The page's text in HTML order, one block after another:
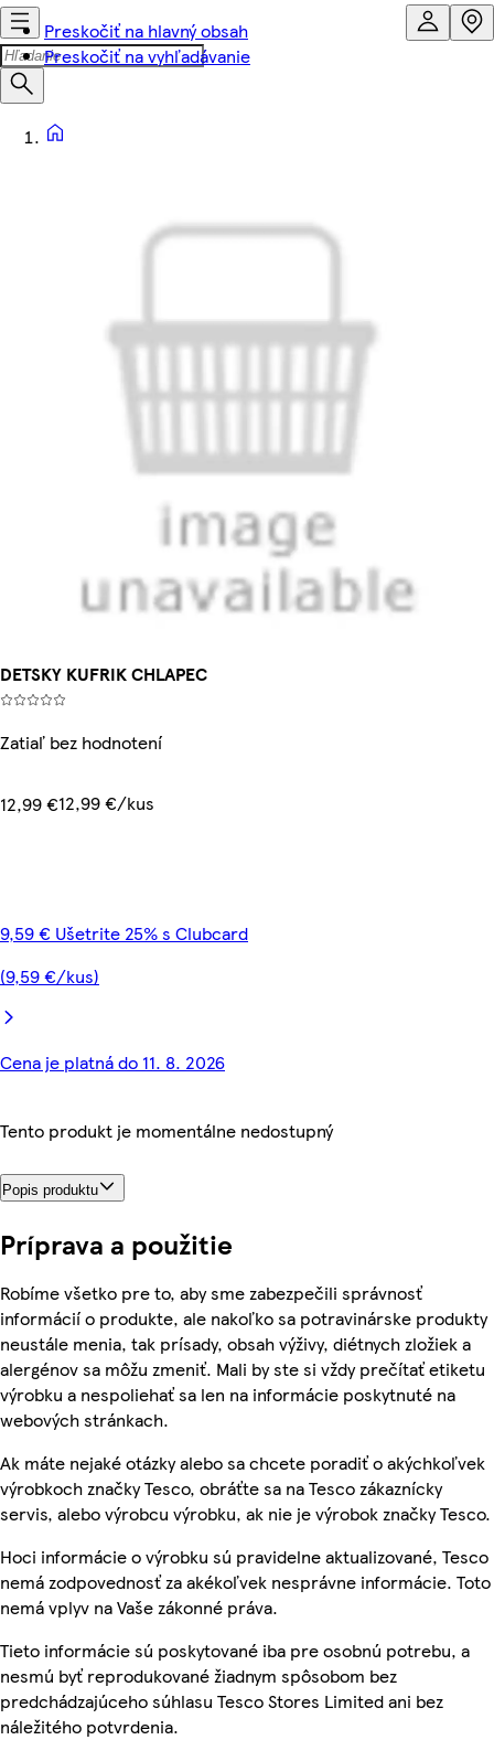
Preskočiť na hlavný obsah
Preskočiť na vyhľadávanie
DETSKY KUFRIK CHLAPEC
Zatiaľ bez hodnotení
12,99 €12,99 €/kus
9,59 € Ušetrite 25% s Clubcard
(9,59 €/kus)
Cena je platná do 11. 8. 2026
Tento produkt je momentálne nedostupný
Popis produktu
Príprava a použitie
Robíme všetko pre to, aby sme zabezpečili správnosť
informácií o produkte, ale nakoľko sa potravinárske produkty
neustále menia, tak prísady, obsah výživy, diétnych zložiek a
alergénov sa môžu zmeniť. Mali by ste si vždy prečítať etiketu
výrobku a nespoliehať sa len na informácie poskytnuté na
webových stránkach.
Ak máte nejaké otázky alebo sa chcete poradiť o akýchkoľvek
výrobkoch značky Tesco, obráťte sa na Tesco zákaznícky
servis, alebo výrobcu výrobku, ak nie je výrobok značky Tesco.
Hoci informácie o výrobku sú pravidelne aktualizované, Tesco
nemá zodpovednosť za akékoľvek nesprávne informácie. Toto
nemá vplyv na Vaše zákonné práva.
Tieto informácie sú poskytované iba pre osobnú potrebu, a
nesmú byť reprodukované žiadnym spôsobom bez
predchádzajúceho súhlasu Tesco Stores Limited ani bez
náležitého potvrdenia.